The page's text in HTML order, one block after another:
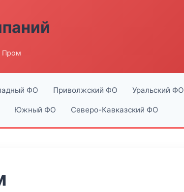
Пром
ФО Приволжский ФО Уральский ФО
Южный ФО Северо-Кавказский ФО